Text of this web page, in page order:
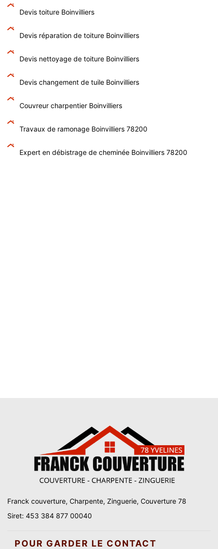
Devis toiture Boinvilliers
Devis réparation de toiture Boinvilliers
Devis nettoyage de toiture Boinvilliers
Devis changement de tuile Boinvilliers
Couvreur charpentier Boinvilliers
Travaux de ramonage Boinvilliers 78200
Expert en débistrage de cheminée Boinvilliers 78200
Franck couverture, Charpente, Zinguerie, Couverture 78
Siret: 453 384 877 00040
POUR GARDER LE CONTACT